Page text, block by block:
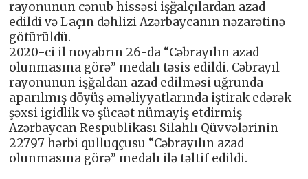
rayonunun cənub hissəsi işğalçılardan azad
edildi və Laçın dəhlizi Azərbaycanın nəzarətinə
götürüldü.
2020-ci il noyabrın 26-da “Cəbrayılın azad
olunmasına görə” medalı təsis edildi. Cəbrayıl
rayonunun işğaldan azad edilməsi uğrunda
aparılmış döyüş əməliyyatlarında iştirak edərək
şəxsi igidlik və şücaət nümayiş etdirmiş
Azərbaycan Respublikası Silahlı Qüvvələrinin
22797 hərbi qulluqçusu “Cəbrayılın azad
olunmasına görə” medalı ilə təltif edildi.